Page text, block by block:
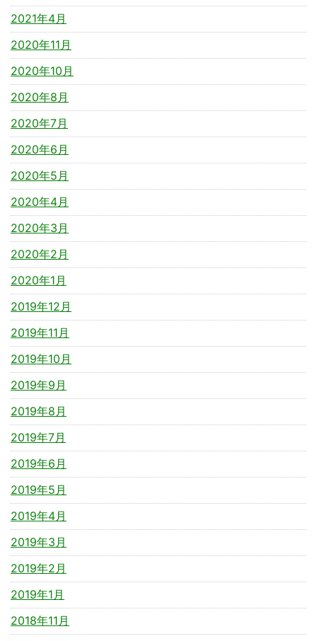
2021年4月
2020年11月
2020年10月
2020年8月
2020年7月
2020年6月
2020年5月
2020年4月
2020年3月
2020年2月
2020年1月
2019年12月
2019年11月
2019年10月
2019年9月
2019年8月
2019年7月
2019年6月
2019年5月
2019年4月
2019年3月
2019年2月
2019年1月
2018年11月